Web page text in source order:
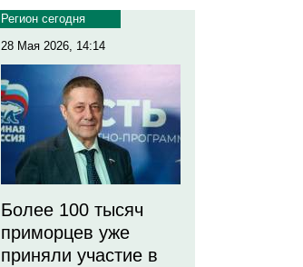
Регион сегодня
28 Мая 2026, 14:14
Более 100 тысяч
приморцев уже
приняли участие в